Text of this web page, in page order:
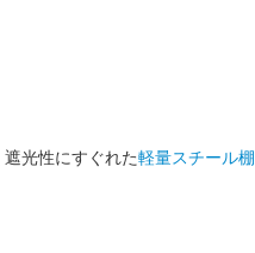
遮光性にすぐれた軽量スチール棚